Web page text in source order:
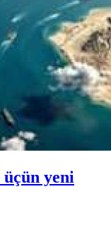
üçün yeni